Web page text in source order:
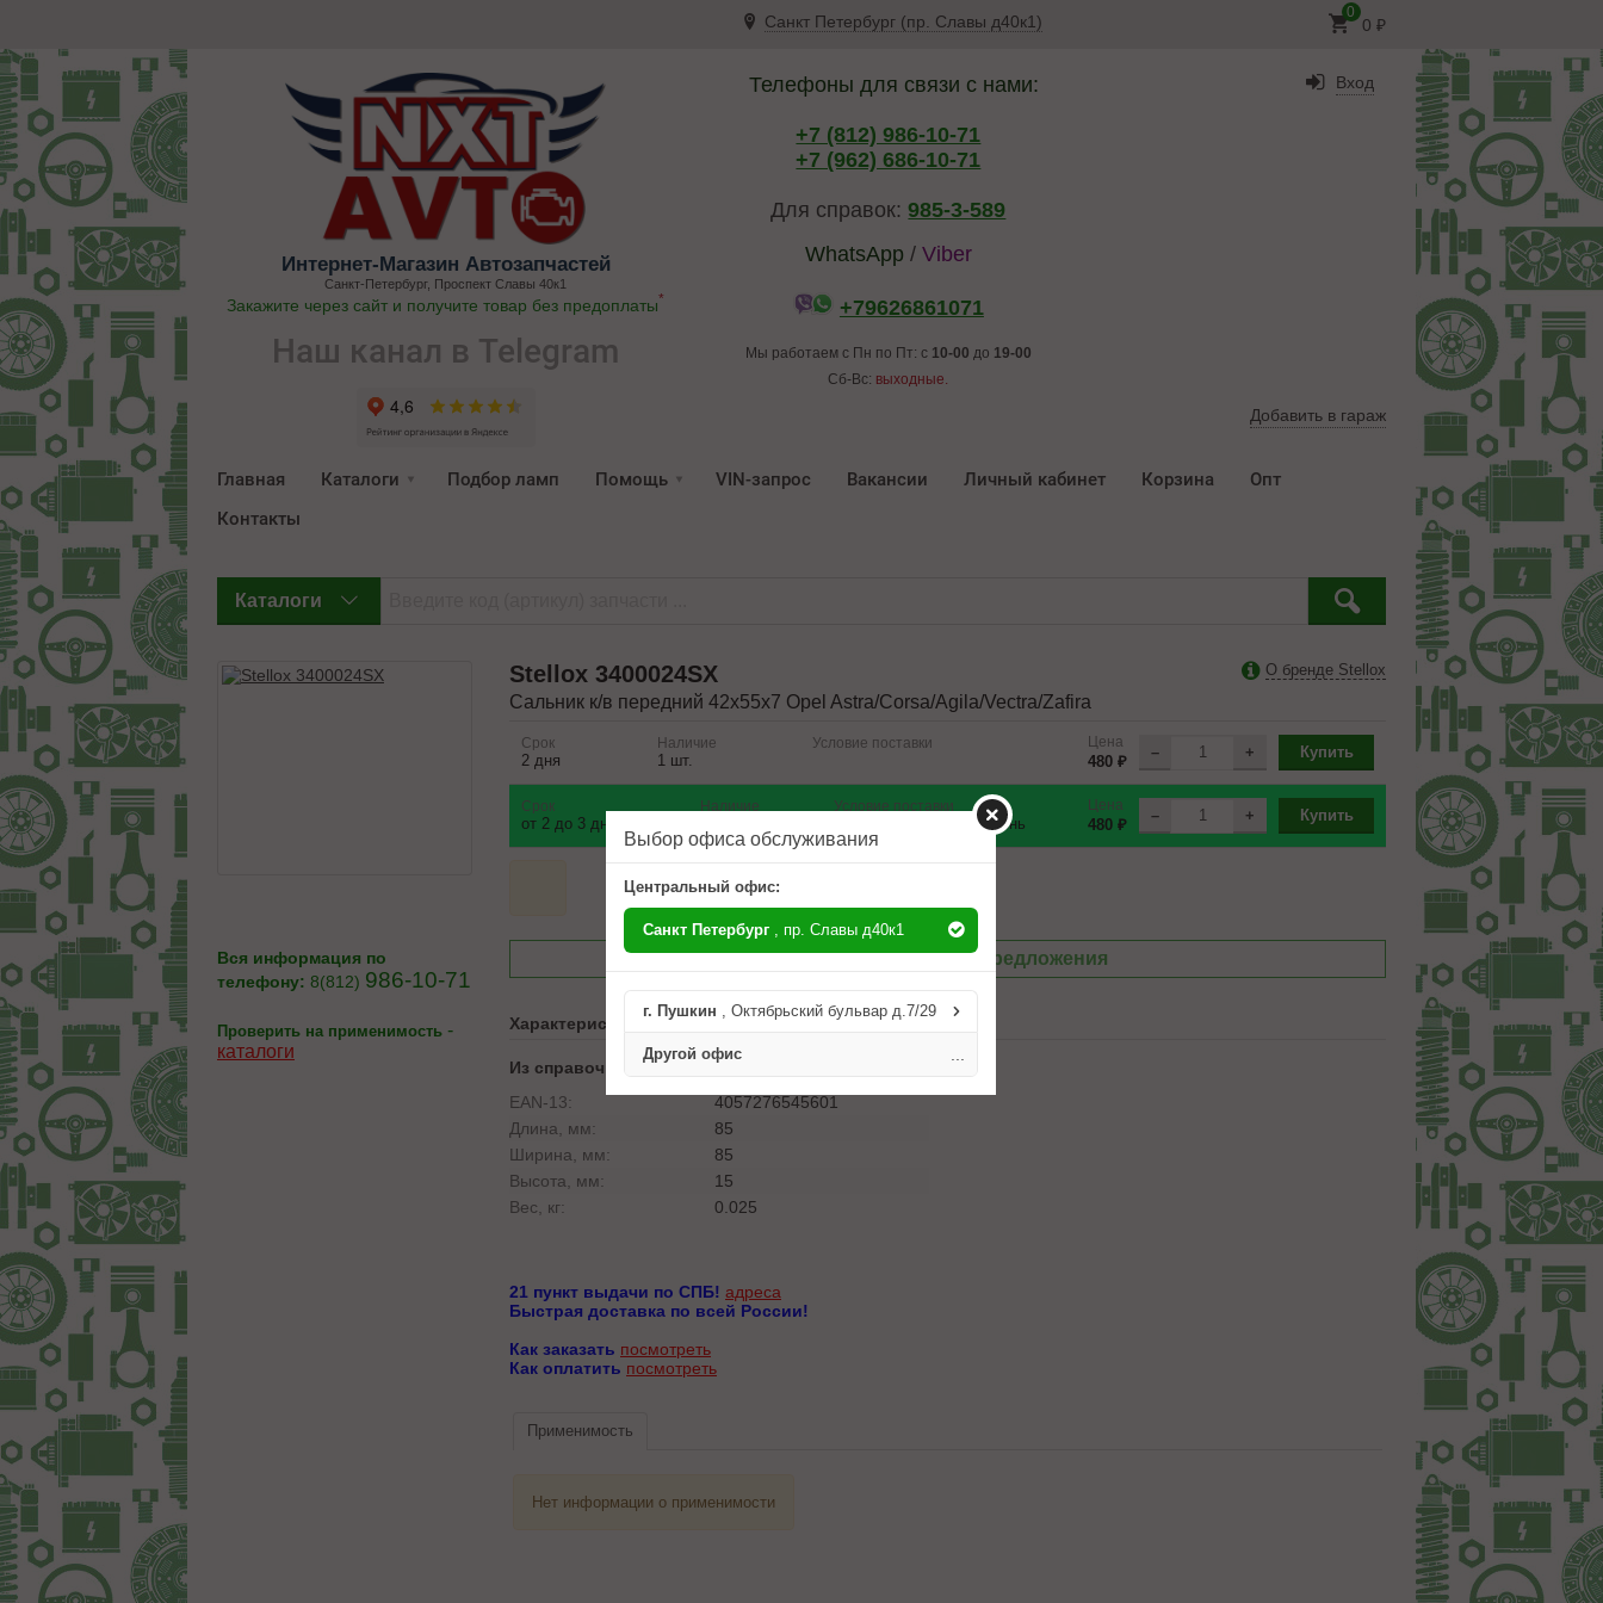
Санкт Петербург (пр. Славы д40к1) 0
0 ₽
Интернет-Магазин Автозапчастей
Санкт-Петербург, Проспект Славы 40к1
Закажите через сайт и получите товар без предоплаты*
Наш канал в Telegram
Вход
Телефоны для связи с нами:
+7 (812) 986-10-71
+7 (962) 686-10-71
Для справок:985-3-589
WhatsApp / Viber
+79626861071
Мы работаем с Пн по Пт: с 10-00 до 19-00
Сб-Вс: выходные.
Добавить в гараж
Главная Каталоги Подбор ламп Помощь VIN-запрос Вакансии Личный кабинет Корзина
Опт
Контакты
Каталоги
Вся информация по
телефону: 8(812) 986-10-71
Проверить на применимость -
каталоги
О бренде Stellox
Stellox 3400024SX
Сальник к/в передний 42x55x7 Opel Astra/Corsa/Agila/Vectra/Zafira
Срок
2 дня
Наличие
1 шт.
Условие поставки Цена
480 ₽
– + Купить
Срок
от 2 до 3 дней
Наличие Условие поставки
Заказ на следующий день
Цена
480 ₽
– + Купить
Посмотреть другие предложения
Характеристики
Из справочника ABCP
EAN-13:
4057276545601
Длина, мм:
85
Ширина, мм:
85
Высота, мм:
15
Вес, кг:
0.025
21 пункт выдачи по СПБ! адреса
Быстрая доставка по всей России!
Как заказать посмотреть
Как оплатить посмотреть
Применимость
Нет информации о применимости
Выбор офиса обслуживания
Центральный офис:
Санкт Петербург , пр. Славы д40к1
г. Пушкин , Октябрьский бульвар д.7/29
Другой офис